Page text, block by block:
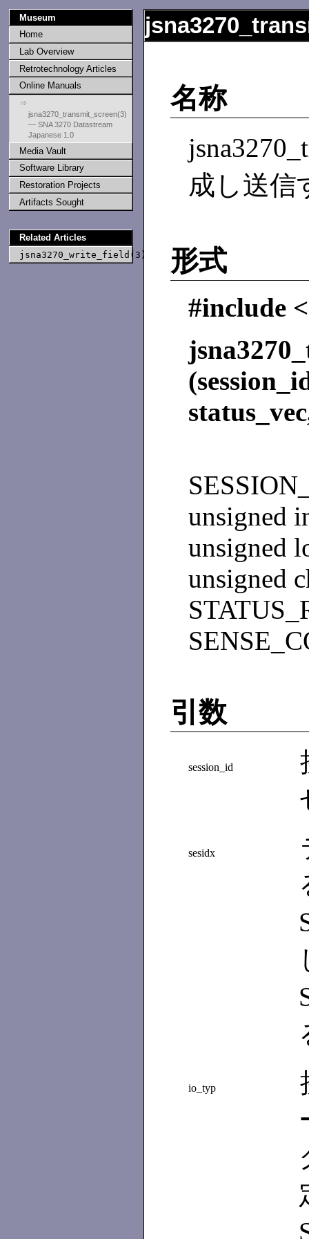
Museum
Home
Lab Overview
Retrotechnology Articles
Online Manuals
⇒
jsna3270_transmit_screen(3)
— SNA 3270 Datastream
Japanese 1.0
Media Vault
Software Library
Restoration Projects
Artifacts Sought
Related Articles
jsna3270_write_field(3)
名称
成し送信
形式
#include
unsigned
unsigned
unsigned
引数
session_id
sesidx
io_typ